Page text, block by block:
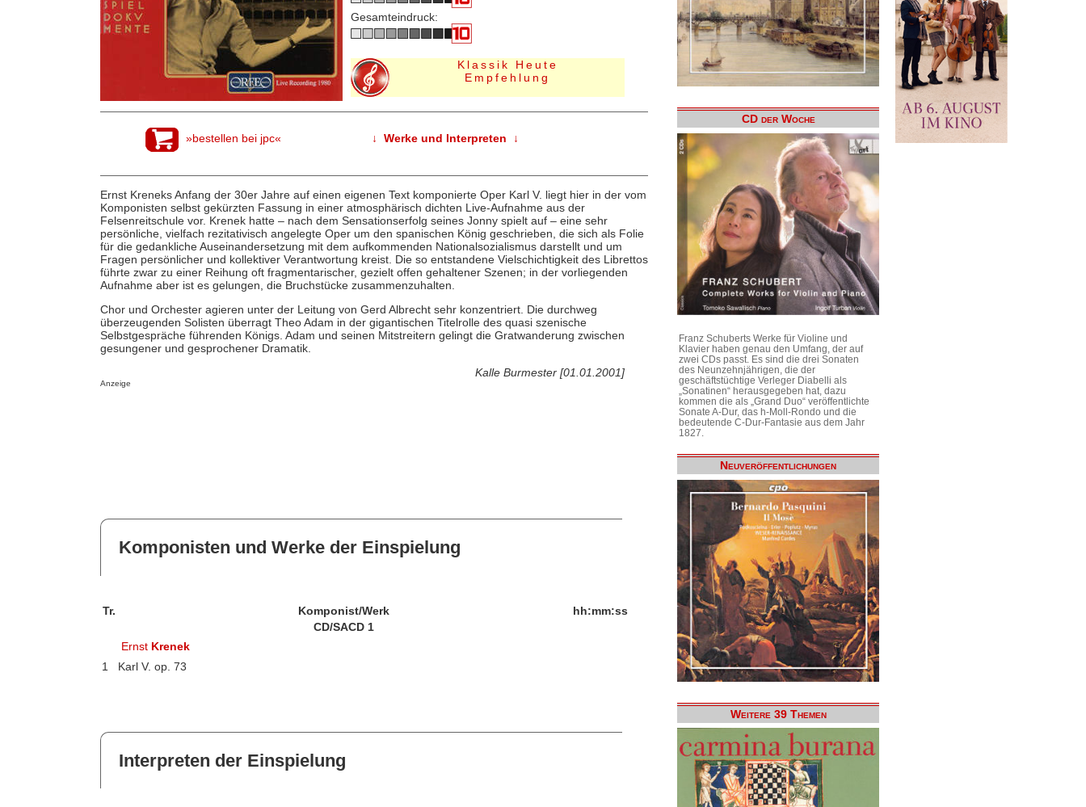
Gesamteindruck:
Klassik Heute
Empfehlung
»bestellen bei jpc« ↓ Werke und Interpreten ↓
Ernst Kreneks Anfang der 30er Jahre auf einen eigenen Text komponierte Oper Karl V. liegt hier in der vom
Komponisten selbst gekürzten Fassung in einer atmosphärisch dichten Live-Aufnahme aus der
Felsenreitschule vor. Krenek hatte – nach dem Sensationserfolg seines Jonny spielt auf – eine sehr
persönliche, vielfach rezitativisch angelegte Oper um den spanischen König geschrieben, die sich als Folie
für die gedankliche Auseinandersetzung mit dem aufkommenden Nationalsozialismus darstellt und um
Fragen persönlicher und kollektiver Verantwortung kreist. Die so entstandene Vielschichtigkeit des Librettos
führte zwar zu einer Reihung oft fragmentarischer, gezielt offen gehaltener Szenen; in der vorliegenden
Aufnahme aber ist es gelungen, die Bruchstücke zusammenzuhalten.
Chor und Orchester agieren unter der Leitung von Gerd Albrecht sehr konzentriert. Die durchweg
überzeugenden Solisten überragt Theo Adam in der gigantischen Titelrolle des quasi szenische
Selbstgespräche führenden Königs. Adam und seinen Mitstreitern gelingt die Gratwanderung zwischen
gesungener und gesprochener Dramatik.
Kalle Burmester [01.01.2001]
Anzeige
Komponisten und Werke der Einspielung
Tr. Komponist/Werk
hh:mm:ss
CD/SACD 1
Ernst Krenek
1
Karl V. op. 73
Interpreten der Einspielung
CD der Woche
Franz Schuberts Werke für Violine und
Klavier haben genau den Umfang, der auf
zwei CDs passt. Es sind die drei Sonaten
des Neunzehnjährigen, die der
geschäftstüchtige Verleger Diabelli als
„Sonatinen“ herausgegeben hat, dazu
kommen die als „Grand Duo“ veröffentlichte
Sonate A-Dur, das h-Moll-Rondo und die
bedeutende C-Dur-Fantasie aus dem Jahr
1827.
Neuveröffentlichungen
Weitere 39 Themen